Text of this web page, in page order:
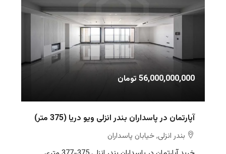
56,000,000,000 تومان
آپارتمان در پاسداران بندر انزلی ویو دریا (375 متر)
بندر انزلی, خیابان پاسداران